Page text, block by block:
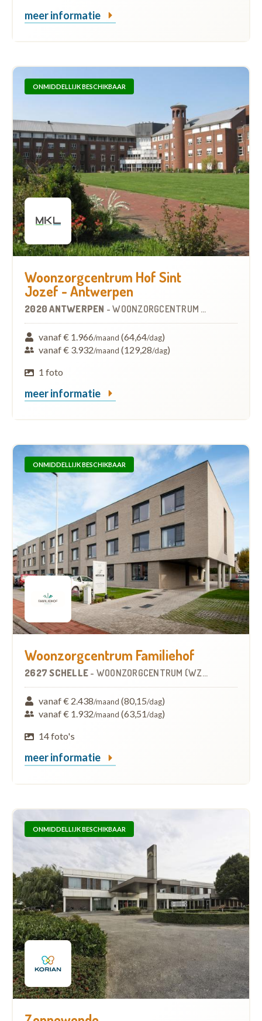
meer informatie
ONMIDDELLIJK BESCHIKBAAR
Woonzorgcentrum Hof Sint
Jozef - Antwerpen
2020 ANTWERPEN -WOONZORGCENTRUM (WZC)
vanaf € 1.966/maand (64,64/dag)
vanaf € 3.932/maand (129,28/dag)
1 foto
meer informatie
ONMIDDELLIJK BESCHIKBAAR
Woonzorgcentrum Familiehof
2627 SCHELLE - WOONZORGCENTRUM (WZC)
vanaf € 2.438/maand (80,15/dag)
vanaf € 1.932/maand (63,51/dag)
14 foto's
meer informatie
ONMIDDELLIJK BESCHIKBAAR